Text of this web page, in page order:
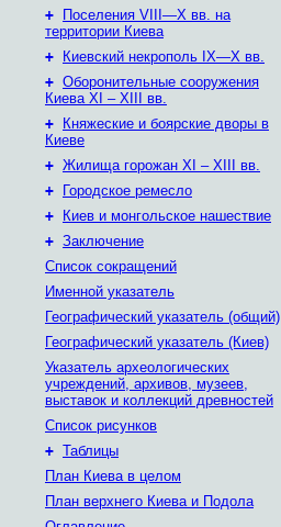
+
Поселения VIII—X вв. на
территории Киева
+
Киевский некрополь IX—Х вв.
+ Оборонительные сооружения
Киева XI – XIII вв.
+
Княжеские и боярские дворы в
Киеве
+ Жилища горожан XI – XIII вв.
+
Городское ремесло
+
Киев и монгольское нашествие
+ Заключение
Список сокращений
Именной указатель
Географический указатель (общий)
Географический указатель (Киев)
Указатель археологических
учреждений, архивов, музеев,
выставок и коллекций древностей
Список рисунков
+ Таблицы
План Киева в целом
План верхнего Киева и Подола